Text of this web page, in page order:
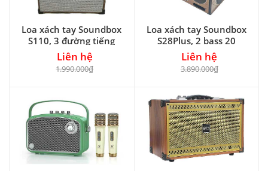
Loa xách tay Soundbox
S110, 3 đường tiếng
Liên hệ
1.990.000₫
Loa xách tay Soundbox
S28Plus, 2 bass 20
Liên hệ
3.890.000₫